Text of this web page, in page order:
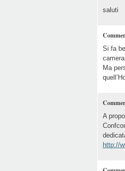
saluti
Si fa
Ma
A
http://